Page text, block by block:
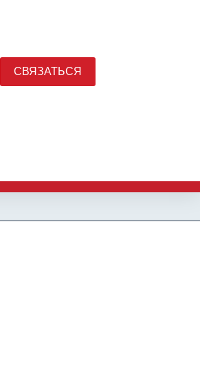
СВЯЗАТЬСЯ